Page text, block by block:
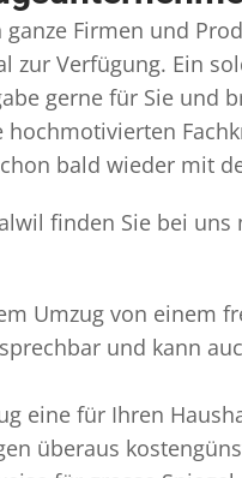
ganze Firmen und
zur Verfügung. Ein
gerne für Sie und
bald wieder mit
finden Sie bei
Umzug von einem
und kann
eine für Ihren
überaus